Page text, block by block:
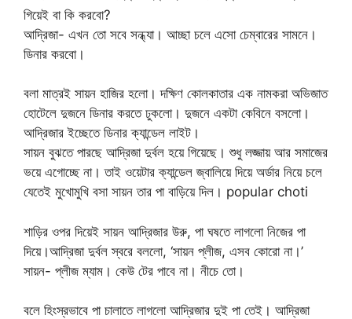
গিয়েই বা কি করবো?
আদ্রিজা- এখন তো সবে সন্ধ্যা। আচ্ছা চলে এসো চেম্বারের সামনে।
ডিনার করবো।
বলা মাত্রই সায়ন হাজির হলো। দক্ষিণ কোলকাতার এক নামকরা অভিজাত
হোটেলে দুজনে ডিনার করতে ঢুকলো। দুজনে একটা কেবিনে বসলো।
আদ্রিজার ইচ্ছেতে ডিনার ক্যান্ডেল লাইট।
সায়ন বুঝতে পারছে আদ্রিজা দুর্বল হয়ে গিয়েছে। শুধু লজ্জায় আর সমাজের
ভয়ে এগোচ্ছে না। তাই ওয়েটার ক্যান্ডেল জ্বালিয়ে দিয়ে অর্ডার নিয়ে চলে
যেতেই মুখোমুখি বসা সায়ন তার পা বাড়িয়ে দিল। popular choti
শাড়ির ওপর দিয়েই সায়ন আদ্রিজার উরু, পা ঘষতে লাগলো নিজের পা
দিয়ে।আদ্রিজা দুর্বল স্বরে বললো, ‘সায়ন প্লীজ, এসব কোরো না।’
সায়ন- প্লীজ ম্যাম। কেউ টের পাবে না। নীচে তো।
বলে হিংস্রভাবে পা চালাতে লাগলো আদ্রিজার দুই পা তেই। আদ্রিজা